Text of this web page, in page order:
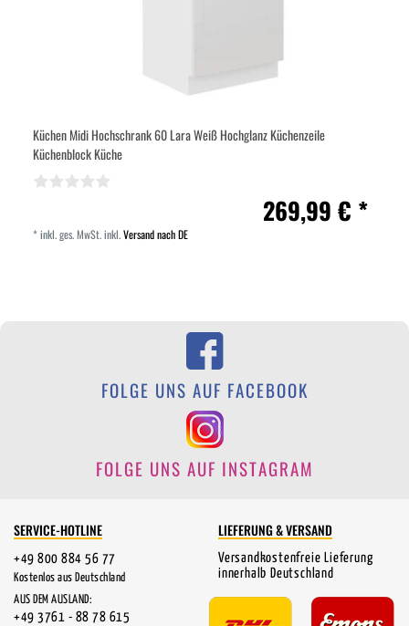
Küchen Midi Hochschrank 60 Lara Weiß Hochglanz Küchenzeile
Küchenblock Küche
269,99 € *
*inkl. ges. MwSt.inkl.Versand nach DE
FOLGE UNS AUF FACEBOOK
FOLGE UNS AUF INSTAGRAM
SERVICE-HOTLINE
+49 800 884 56 77
Kostenlos aus Deutschland
AUS DEM AUSLAND:
+49 3761 - 88 78 615
LIEFERUNG & VERSAND
Versandkostenfreie Lieferung
innerhalb Deutschland